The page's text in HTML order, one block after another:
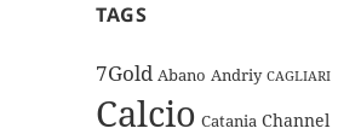
TAGS
7Gold Abano Andriy CAGLIARI
Calcio Catania Channel